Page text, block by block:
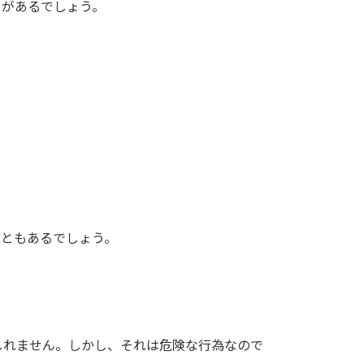
あるでしょう。
もあるでしょう。
ません。しかし、それは危険な行為なので